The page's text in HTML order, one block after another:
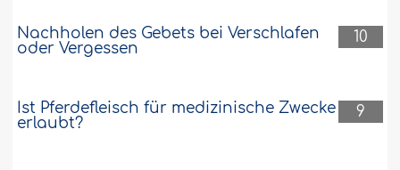
10
Nachholen des Gebets bei Verschlafen
oder Vergessen
9
Ist Pferdefleisch für medizinische Zwecke
erlaubt?